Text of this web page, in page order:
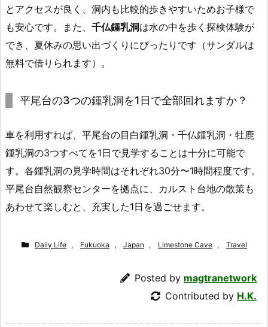
とアクセスが良く、洞内も比較的歩きやすいためお子様で
も安心です。また、 千仏鍾乳洞は水の中を歩く探検体験が
でき、夏休みの思い出づくりにぴったりです（サンダルは
無料で借りられます）。
平尾台の3つの鍾乳洞を1日で全部回れますか？
車を利用すれば、平尾台の目白鍾乳洞・千仏鍾乳洞・牡鹿
鍾乳洞の3つすべてを1日で見学することは十分に可能で
す。各鍾乳洞の見学時間はそれぞれ30分〜1時間程度です。
平尾台自然観察センターを拠点に、カルスト台地の散策も
あわせて楽しむと、充実した1日を過ごせます。
Daily Life , Fukuoka , Japan , Limestone Cave , Travel
Posted by magtranetwork
Contributed by H.K.